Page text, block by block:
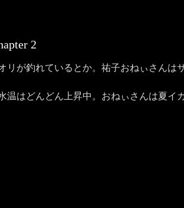
2
が釣れているとか。祐子おねぃさんは
はどんどん上昇中。おねぃさんは夏イ